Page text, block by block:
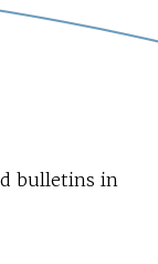
bulletins in